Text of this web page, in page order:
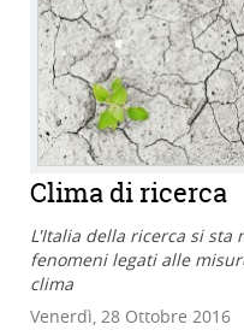
Clima di ricerca
L'Italia della ricerca si sta
fenomeni legati alle
clima
Venerdì, 28 Ottobre 2016